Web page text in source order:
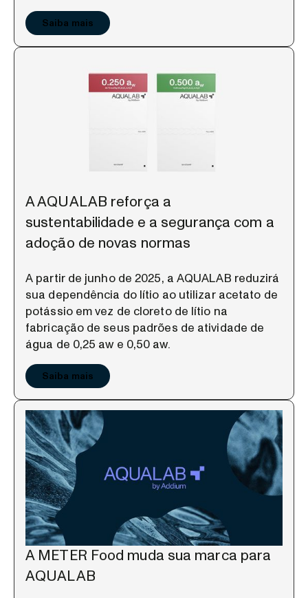
Saiba mais
A AQUALAB reforça a
sustentabilidade e a segurança com a
adoção de novas normas
A partir de junho de 2025, a AQUALAB reduzirá
sua dependência do lítio ao utilizar acetato de
potássio em vez de cloreto de lítio na
fabricação de seus padrões de atividade de
água de 0,25 aw e 0,50 aw.
Saiba mais
A METER Food muda sua marca para
AQUALAB